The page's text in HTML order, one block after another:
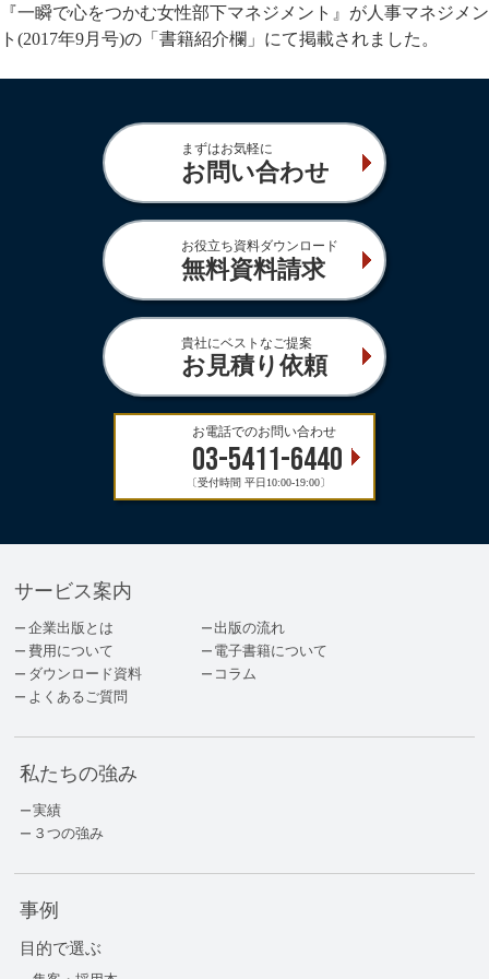
『一瞬で心をつかむ女性部下マネジメント』が人事マネジメン
ト(2017年9月号)の「書籍紹介欄」にて掲載されました。
まずはお気軽に
お問い合わせ
お役立ち資料ダウンロード
無料資料請求
貴社にベストなご提案
お見積り依頼
お電話でのお問い合わせ
03-5411-6440
〔受付時間 平日10:00-19:00〕
サービス案内
企業出版とは
出版の流れ
費用について
電子書籍について
ダウンロード資料
コラム
よくあるご質問
私たちの強み
実績
３つの強み
事例
目的で選ぶ